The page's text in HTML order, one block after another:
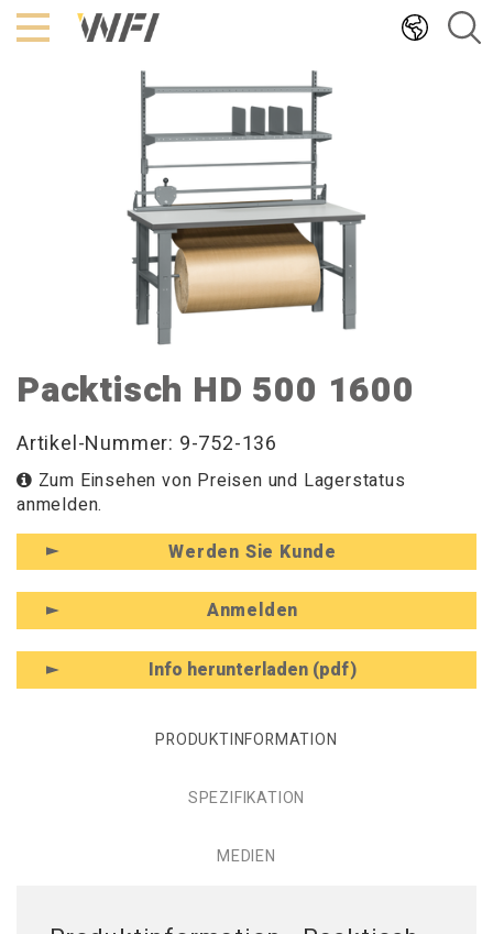
Hoppa
till
Packtisch HD 500 1600
Artikel-Nummer: 9-752-136
Zum Einsehen von Preisen und Lagerstatus
anmelden.
Werden Sie Kunde
Anmelden
Info herunterladen (pdf)
PRODUKTINFORMATION
SPEZIFIKATION
MEDIEN